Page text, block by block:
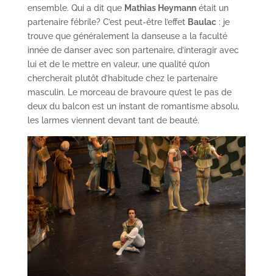
ensemble. Qui a dit que Mathias Heymannétait un
partenaire fébrile? C’est peut-être l’effet Baulac: je
trouve que généralement la danseuse a la faculté
innée de danser avec son partenaire, d’interagir avec
lui et de le mettre en valeur, une qualité qu’on
chercherait plutôt d’habitude chez le partenaire
masculin. Le morceau de bravoure qu’est le pas de
deux du balcon est un instant de romantisme absolu,
les larmes viennent devant tant de beauté.